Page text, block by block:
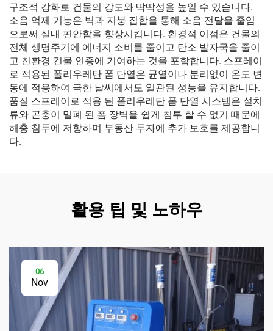
구조적 강화로 건물의 강도와 딱딱성을 높일 수 있습니다.
소음 억제 기능은 벽과 지붕 집합을 통해 소음 전달을 줄임
으로써 실내 편안함을 향상시킵니다. 환경적 이점은 건물의
전체 생명주기에 에너지 소비를 줄이고 탄소 발자국을 줄이
고 친환경 건물 인증에 기여하는 것을 포함합니다. 스프레이
로 적용된 폴리우레탄 폼 단열은 균열이나 분리없이 온도 변
동에 적응하여 극한 날씨에서도 일관된 성능을 유지합니다.
품질 스프레이로 적용 된 폴리우레탄 폼 단열 시스템은 설치
류와 곤충이 밀폐 된 폼 장벽을 쉽게 침투 할 수 없기 때문에
해충 침투에 저항하며 부동산 투자에 추가 보호를 제공합니
다.
활용 팁 및 노하우
06
Nov